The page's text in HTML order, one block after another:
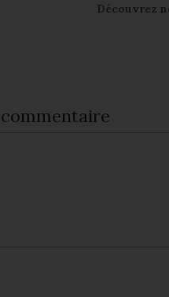
Découvrez